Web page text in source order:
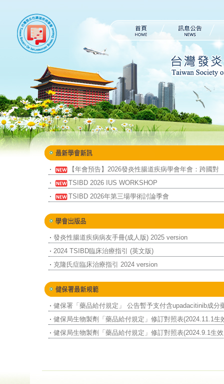
【年會預告】2026發炎性腸道疾病學會年會：跨國對
話，深耕臨床研究
TSIBD 2026 IUS WORKSHOP
TSIBD 2026年第三場學術討論季會
發炎性腸道疾病病友手冊(成人版) 2025 version
2024 TSIBD臨床治療指引 (英文版)
克隆氏症臨床治療指引 2024 version
健保署「藥品給付規定」 公告暫予支付含upadacitinib成分
品 (自114年8月1日生效)
健保局生物製劑「藥品給付規定」修訂對照表(2024.11.1生
)
健保局生物製劑「藥品給付規定」修訂對照表(2024.9.1生